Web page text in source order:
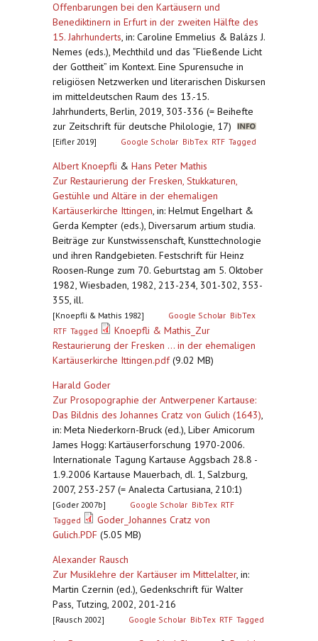
Offenbarungen bei den Kartäusern und
Benediktinern in Erfurt in der zweiten Hälfte des
15. Jahrhunderts, in: Caroline Emmelius & Balázs J.
Nemes (eds.), Mechthild und das “Fließende Licht
der Gottheit” im Kontext. Eine Spurensuche in
religiösen Netzwerken und literarischen Diskursen
im mitteldeutschen Raum des 13.-15.
Jahrhunderts, Berlin, 2019, 303-336 (= Beihefte
zur Zeitschrift für deutsche Philologie, 17)
[Eifler 2019] Google Scholar BibTex RTF Tagged
Albert Knoepfli & Hans Peter Mathis
Zur Restaurierung der Fresken, Stukkaturen,
Gestühle und Altäre in der ehemaligen
Kartäuserkirche Ittingen, in: Helmut Engelhart &
Gerda Kempter (eds.), Diversarum artium studia.
Beiträge zur Kunstwissenschaft, Kunsttechnologie
und ihren Randgebieten. Festschrift für Heinz
Roosen-Runge zum 70. Geburtstag am 5. Oktober
1982, Wiesbaden, 1982, 213-234, 301-302, 353-
355, ill.
[Knoepfli & Mathis 1982] Google Scholar BibTex
RTF Tagged
Knoepfli & Mathis_Zur
Restaurierung der Fresken ... in der ehemaligen
Kartäuserkirche Ittingen.pdf(9.02 MB)
Harald Goder
Zur Prosopographie der Antwerpener Kartause:
Das Bildnis des Johannes Cratz von Gulich (1643),
in: Meta Niederkorn-Bruck (ed.), Liber Amicorum
James Hogg: Kartäuserforschung 1970-2006.
Internationale Tagung Kartause Aggsbach 28.8 -
1.9.2006 Kartause Mauerbach, dl. 1, Salzburg,
2007, 253-257 (= Analecta Cartusiana, 210:1)
[Goder 2007b] Google Scholar BibTex RTF
Tagged
Goder_Johannes Cratz von
Gulich.PDF (5.05 MB)
Alexander Rausch
Zur Musiklehre der Kartäuser im Mittelalter, in:
Martin Czernin (ed.), Gedenkschrift für Walter
Pass, Tutzing, 2002, 201-216
[Rausch 2002] Google Scholar BibTex RTF Tagged